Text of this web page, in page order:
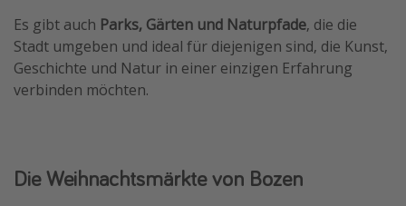
Es gibt auch Parks, Gärten und Naturpfade, die die
Stadt umgeben und ideal für diejenigen sind, die Kunst,
Geschichte und Natur in einer einzigen Erfahrung
verbinden möchten.
Die Weihnachtsmärkte von Bozen